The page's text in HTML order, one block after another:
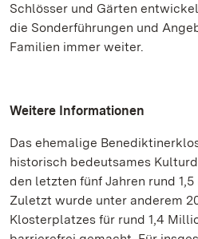
Schlösser und Gärten
die Sonderführungen und
Familien immer weiter.
Weitere Informationen
Das ehemalige
historisch bedeutsames
den letzten fünf Jahren rund
Zuletzt wurde unter anderem
Klosterplatzes für rund 1,4